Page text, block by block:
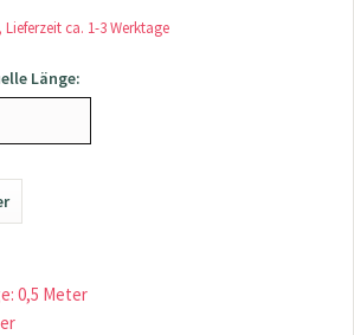
ca. 1-3 Werktage
Länge:
0,5 Meter